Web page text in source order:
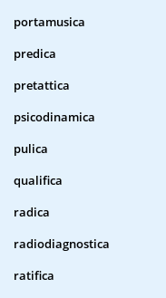
portamusica
predica
pretattica
psicodinamica
pulica
qualifica
radica
radiodiagnostica
ratifica